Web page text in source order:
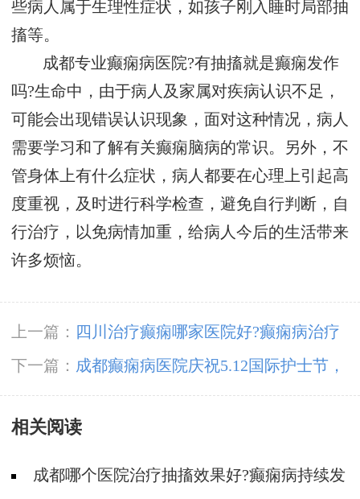
些病人属于生理性症状，如孩子刚入睡时局部抽
搐等。
成都专业癫痫病医院?有抽搐就是癫痫发作
吗?生命中，由于病人及家属对疾病认识不足，
可能会出现错误认识现象，面对这种情况，病人
需要学习和了解有关癫痫脑病的常识。另外，不
管身体上有什么症状，病人都要在心理上引起高
度重视，及时进行科学检查，避免自行判断，自
行治疗，以免病情加重，给病人今后的生活带来
许多烦恼。
上一篇：
四川治疗癫痫哪家医院好?癫痫病治疗
的注意事项
下一篇： 成都癫痫病医院庆祝5.12国际护士节，
成都神康癫痫医院举办护理专业知识比赛和优秀
护士评选活动
相关阅读
成都哪个医院治疗抽搐效果好?癫痫病持续发